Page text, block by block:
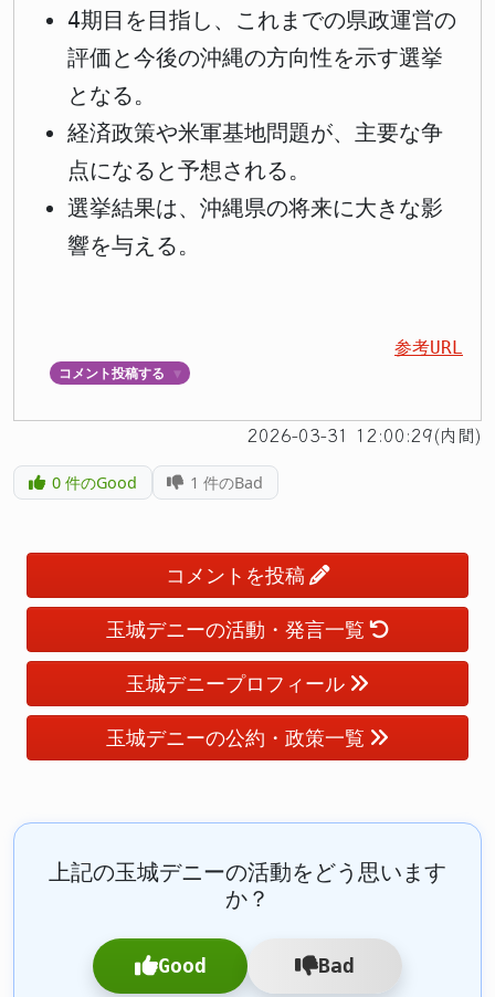
4期目を目指し、これまでの県政運営の
評価と今後の沖縄の方向性を示す選挙
となる。
経済政策や米軍基地問題が、主要な争
点になると予想される。
選挙結果は、沖縄県の将来に大きな影
響を与える。
参考URL
コメント投稿する ▼
2026-03-31 12:00:29(内間)
0件のGood 1 件のBad
コメントを投稿
玉城デニーの活動・発言一覧
玉城デニープロフィール
玉城デニーの公約・政策一覧
上記の玉城デニーの活動をどう思います
か？
Good Bad